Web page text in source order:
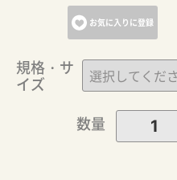
お気に入りに登録
規格・サ
イズ
数量